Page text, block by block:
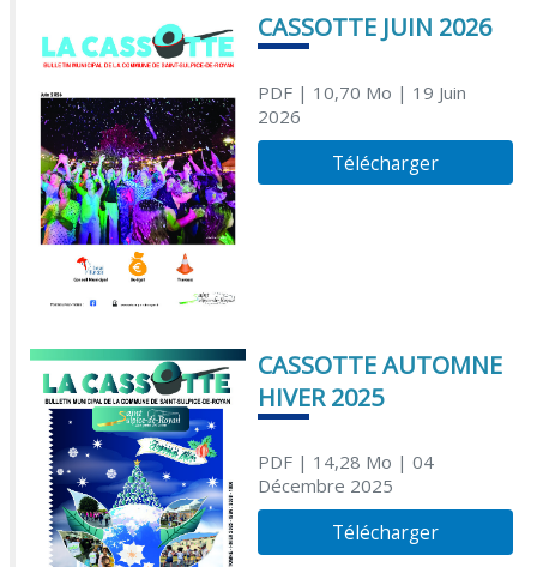
CASSOTTE JUIN 2026
PDF| 10,70 Mo | 19 Juin
2026
Télécharger
CASSOTTE AUTOMNE
HIVER 2025
PDF| 14,28 Mo | 04
Décembre 2025
Télécharger